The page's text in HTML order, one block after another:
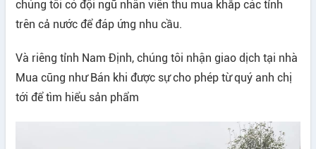
chúng tôi có đội ngũ nhân viên thu mua khắp các tỉnh
trên cả nước để đáp ứng nhu cầu.
Và riêng tỉnh Nam Định, chúng tôi nhận giao dịch tại nhà
Mua cũng như Bán khi được sự cho phép từ quý anh chị
tới để tìm hiểu sản phẩm